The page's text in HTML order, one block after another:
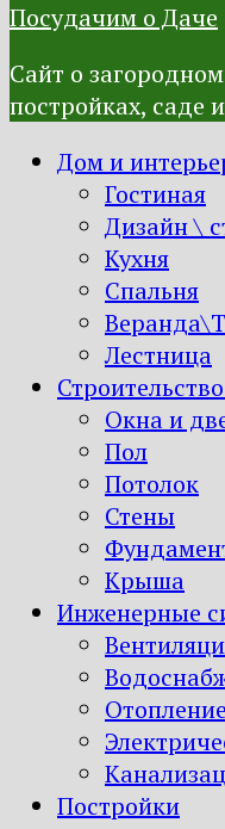
Посудачим о Даче
Сайт о
постройках, саде
Дом и
Гостиная
Дизайн \
Кухня
Спальня
Лестница
Окна и
Пол
Потолок
Стены
Крыша
Инженерные
Отопление
Постройки